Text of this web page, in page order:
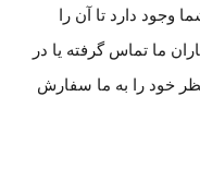
دارد تا آن را
ما تماس گرفته یا در
خود را به ما سفارش